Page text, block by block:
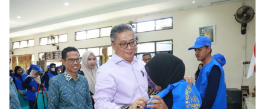
©
Copyright
2026
Lensa
Merdeka